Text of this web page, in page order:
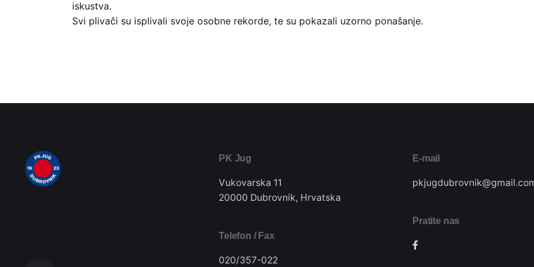
iskustva.
Svi plivači su isplivali svoje osobne rekorde, te su pokazali uzorno ponašanje.
PK Jug
Vukovarska 11
20000 Dubrovnik, Hrvatska
Telefon / Fax
020/357-022
E-mail
Pratite nas